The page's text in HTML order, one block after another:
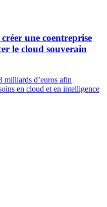
une coentreprise
le cloud souverain
milliards d’euros afin
en cloud et en intelligence